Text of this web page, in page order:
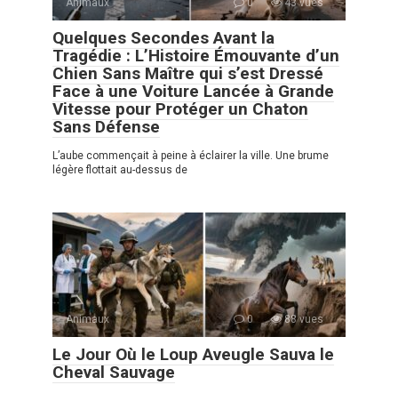
Animaux 0 43 vues
Quelques Secondes Avant la
Tragédie : L’Histoire Émouvante d’un
Chien Sans Maître qui s’est Dressé
Face à une Voiture Lancée à Grande
Vitesse pour Protéger un Chaton
Sans Défense
L’aube commençait à peine à éclairer la ville. Une brume
légère flottait au-dessus de
Animaux 0 88 vues
Le Jour Où le Loup Aveugle Sauva le
Cheval Sauvage